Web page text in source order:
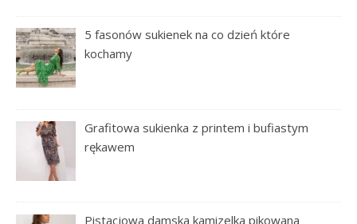
5 fasonów sukienek na co dzień które
kochamy
Grafitowa sukienka z printem i bufiastym
rękawem
Pistacjowa damska kamizelka pikowana